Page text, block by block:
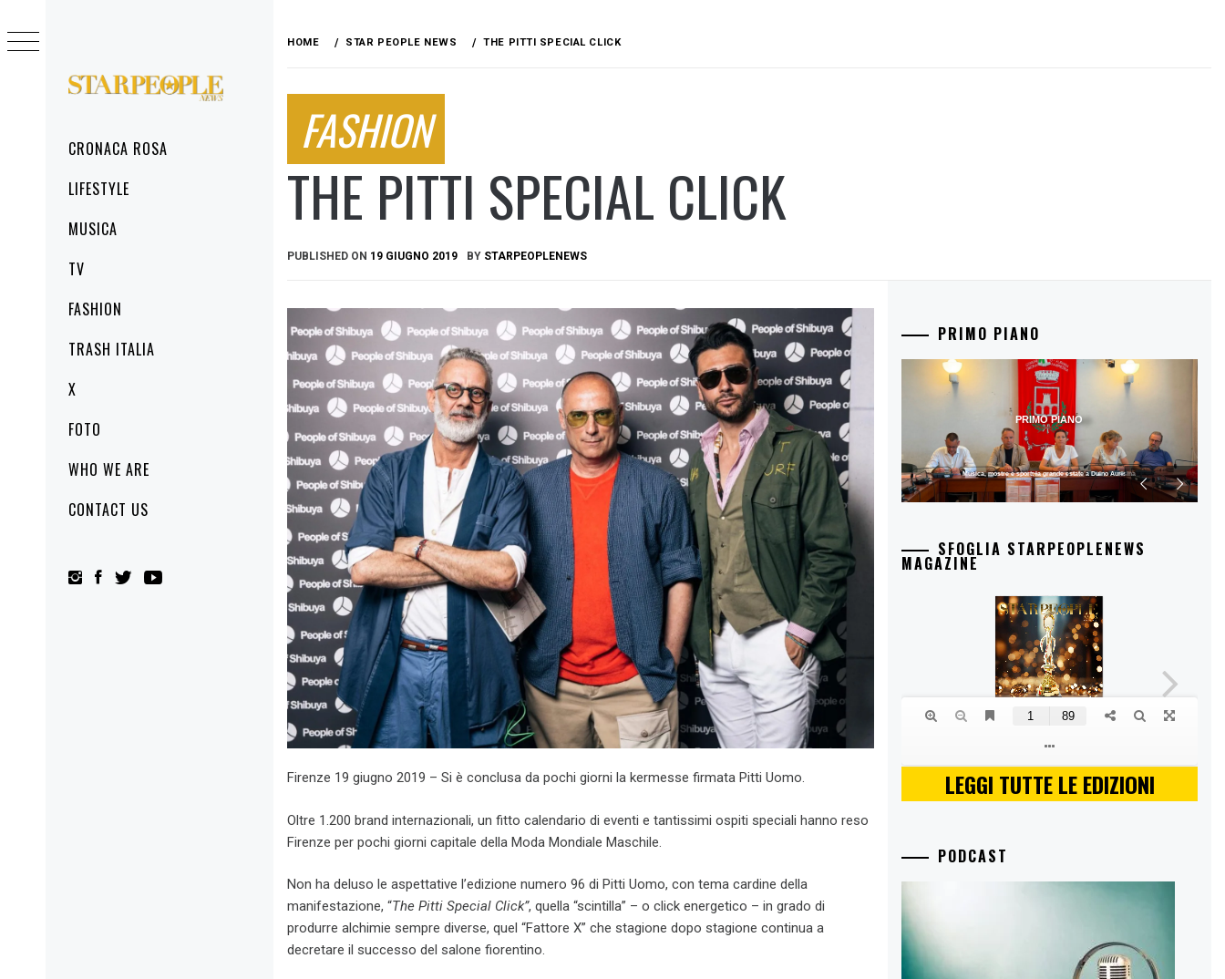
STARPEOPLENEWS
MenuCRONACA ROSA
LIFESTYLE
MUSICA
TV
FASHION
TRASH ITALIA
X
FOTO
WHO WE ARE
CONTACT US
to
content
HOME STAR PEOPLE NEWS THE PITTI SPECIAL CLICK
FASHION
THE PITTI SPECIAL CLICK
PUBLISHED ON 19 GIUGNO 2019 BY STARPEOPLENEWS
Firenze 19 giugno 2019 – Si è conclusa da pochi giorni la kermesse firmata Pitti Uomo.
Oltre 1.200 brand internazionali, un fitto calendario di eventi e tantissimi ospiti speciali hanno reso
Firenze per pochi giorni capitale della Moda Mondiale Maschile.
Non ha deluso le aspettative l’edizione numero 96 di Pitti Uomo, con tema cardine della
manifestazione, “The Pitti Special Click”, quella “scintilla” – o click energetico – in grado di
produrre alchimie sempre diverse, quel “Fattore X” che stagione dopo stagione continua a
decretare il successo del salone fiorentino.
PRIMO PIANO
Musica, mostre e sport: la grande estate a Duino Aurisina
PRIMO PIANO
SFOGLIA STARPEOPLENEWS
MAGAZINE
LEGGI TUTTE LE EDIZIONI
PODCAST